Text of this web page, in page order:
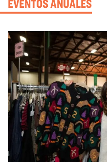
EVENTOS ANUALES